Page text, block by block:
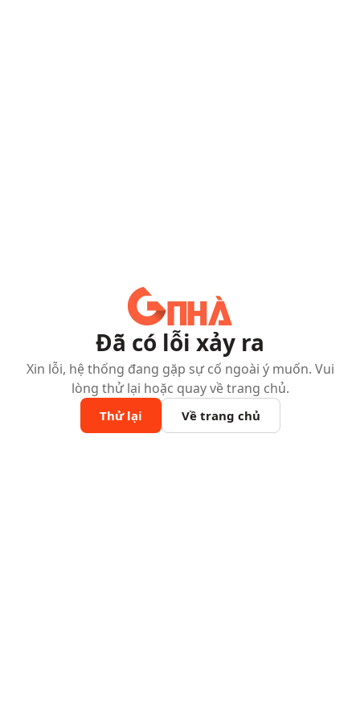
Đã có lỗi xảy ra
Xin lỗi, hệ thống đang gặp sự cố ngoài ý muốn. Vui
lòng thử lại hoặc quay về trang chủ.
Thử lại Về trang chủ